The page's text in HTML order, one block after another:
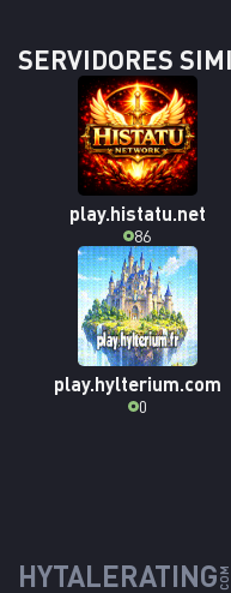
SERVIDORES
play.histatu.net
86
play.hylterium.com
0
HYTALERATINGCOM